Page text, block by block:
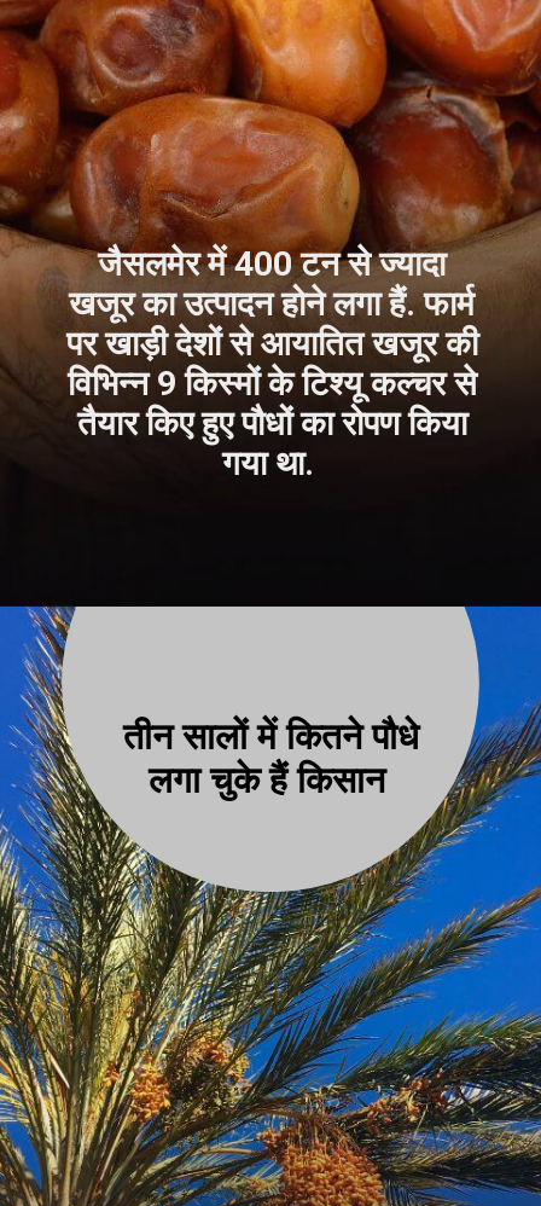
जैसलमेर में 400 टन से ज्यादा
खजूर का उत्पादन होने लगा हैं. फार्म
पर खाड़ी देशों से आयातित खजूर की
विभिन्न 9 किस्मों के टिश्यू कल्चर से
तैयार किए हुए पौधों का रोपण किया
गया था.
तीन सालों में कितने पौधे
लगा चुके हैंकिसान